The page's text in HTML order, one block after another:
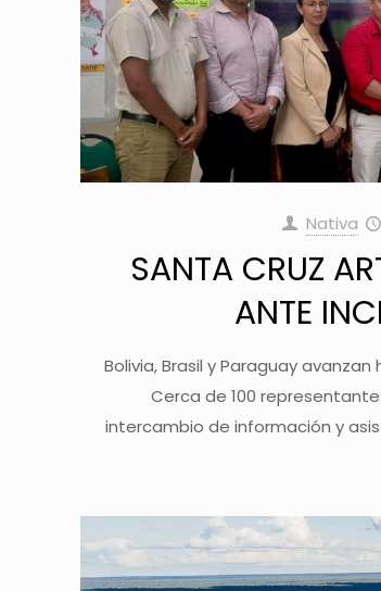
Nativa
SANTA CRUZ
ANTE
Bolivia, Brasil y Paraguay
Cerca de 100
intercambio de información y